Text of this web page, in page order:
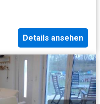
Details ansehen